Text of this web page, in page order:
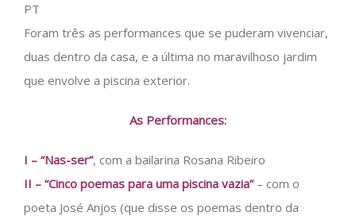
PT
Foram três as performances que se puderam vivenciar,
duas dentro da casa, e a última no maravilhoso jardim
que envolve a piscina exterior.
As Performances:
I – “Nas-ser”, com a bailarina Rosana Ribeiro
II – “Cinco poemas para uma piscina vazia”– com o
poeta José Anjos (que disse os poemas dentro da